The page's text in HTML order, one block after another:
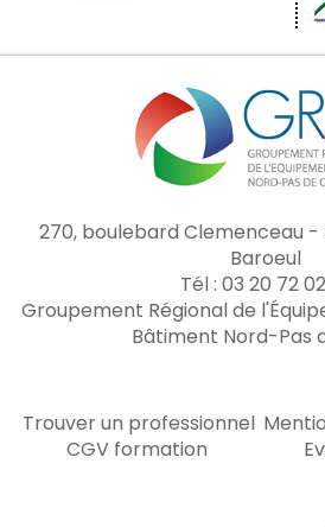
270, boulebard Clemenceau
Baroeul
Tél : 03 20 72
Groupement Régional de
Bâtiment Nord-Pas
Trouver un professionnel
CGV formation